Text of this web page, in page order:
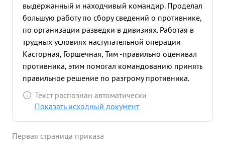
выдержанный и находчивый командир. Проделал
большую работу по сбору сведений о противнике,
по организации разведки в дивизиях. Работая в
трудных условиях наступательной операции
Касторная, Горшечная, Тим -правильно оценивал
противника, этим помогал командованию принять
правильное решение по разгрому противника.
Лично выезжал в дивизии организовывал
разведку рискуя жизнью, проявил мужество и
МАКСИМОВ достоин правительственной награды
Текст распознан автоматически
Показать исходный документ
Первая страница приказа